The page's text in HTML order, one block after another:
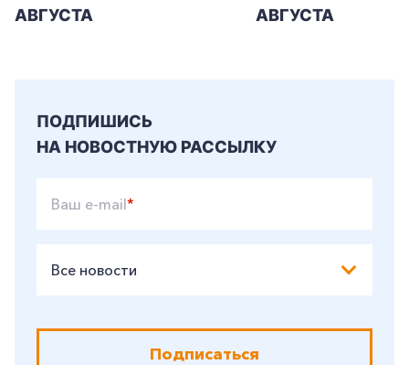
АВГУСТА
АВГУСТА
ПОДПИШИСЬ
НА НОВОСТНУЮ РАССЫЛКУ
Ваш e-mail*
Все новости
Подписаться